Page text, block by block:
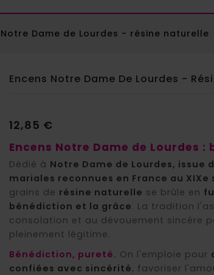
Notre Dame de Lourdes - résine naturelle
Encens Notre Dame De Lourdes -
12,85 €
Encens Notre Dame de Lourdes
Dédié à Notre Dame de Lourdes, issue
mariales reconnues en France au XIXe
grains de résine naturelle se brûle en
bénédiction et la grâce. La tradition
consolation et au dévouement sincère
pleinement légitime.
Bénédiction, pureté. On l'emploie pour
confiées avec sincérité, favoriser